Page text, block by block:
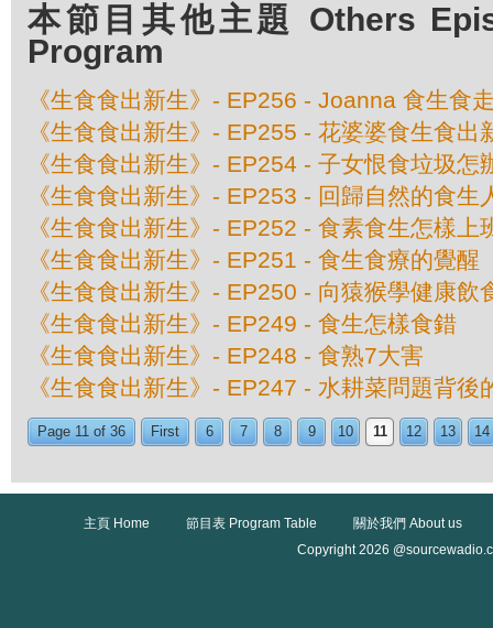
本節目其他主題 Others
Program
《生食食出新生》- EP256 - Joanna 食生食
《生食食出新生》- EP255 - 花婆婆食生食出
《生食食出新生》- EP254 - 子女恨食垃圾怎
《生食食出新生》- EP253 - 回歸自然的食生
《生食食出新生》- EP252 - 食素食生怎樣上
《生食食出新生》- EP251 - 食生食療的覺醒
《生食食出新生》- EP250 - 向猿猴學健康飲
《生食食出新生》- EP249 - 食生怎樣食錯
《生食食出新生》- EP248 - 食熟7大害
《生食食出新生》- EP247 - 水耕菜問題背後
Page 11 of 36 First 6 7 8 9 10 11 12 13 14
主頁 Home 節目表 Program Table
關於我們 About us
Copyright 2026